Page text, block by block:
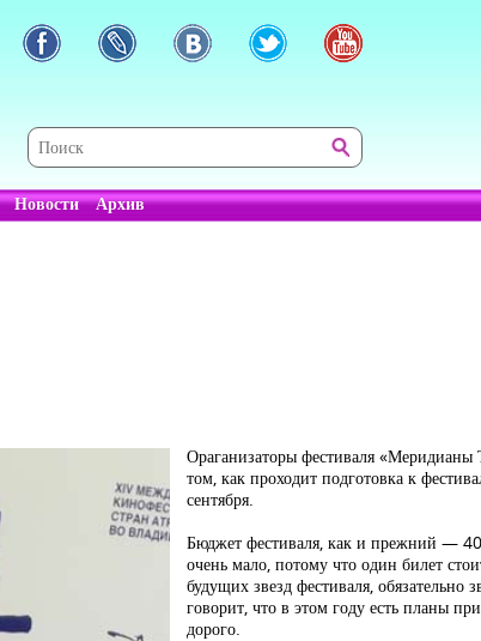
Новости Архив
Ораганизаторы фестиваля
том, как проходит подготовка к
сентября.
Бюджет фестиваля, как и прежний —
очень мало, потому что один билет
будущих звезд фестиваля,
говорит, что в этом году есть планы
дорого.